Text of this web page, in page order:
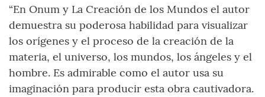
“En Onum y La Creación de los Mundos el autor
demuestra su poderosa habilidad para visualizar
los orígenes y el proceso de la creación de la
materia, el universo, los mundos, los ángeles y el
hombre. Es admirable como el autor usa su
imaginación para producir esta obra cautivadora.